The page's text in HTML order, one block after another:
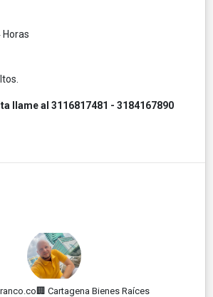
Horas
llame al 3116817481 - 3184167890
Cartagena Bienes Raíces